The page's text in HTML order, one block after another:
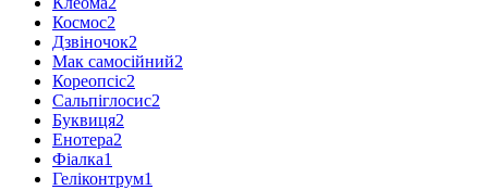
Космос2
Дзвіночок2
Мак самосійний2
Кореопсіс2
Сальпіглосис2
Буквиця2
Енотера2
Фіалка1
Геліконтрум1